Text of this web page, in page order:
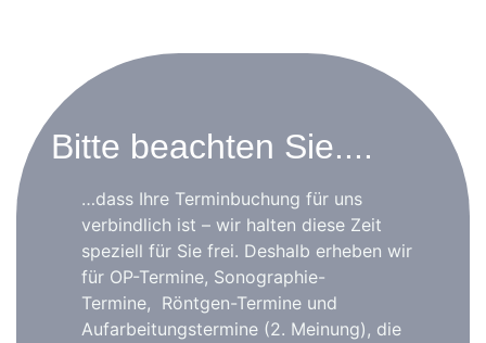
Bitte beachten Sie....
…dass Ihre Terminbuchung für uns
verbindlich ist – wir halten diese Zeit
speziell für Sie frei. Deshalb erheben wir
für OP-Termine, Sonographie-
Termine, Röntgen-Termine und
Aufarbeitungstermine (2. Meinung), die